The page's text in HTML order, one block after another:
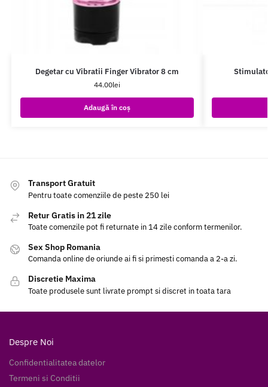
Degetar cu Vibratii Finger Vibrator 8 cm
44.00lei
Adaugă în coș
Transport Gratuit
Pentru toate comenziile de peste 250 lei
Retur Gratis in 21 zile
Toate comenzile pot fi returnate in 14 zile conform termenilor.
Sex Shop Romania
Comanda online de oriunde ai fi si primesti comanda a 2-a zi.
Discretie Maxima
Toate produsele sunt livrate prompt si discret in toata tara
Despre Noi
Confidentialitatea datelor
Termeni si Conditii